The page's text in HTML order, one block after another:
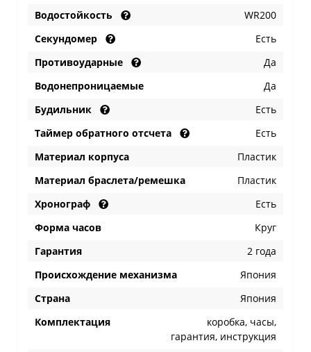
Водостойкость
WR200
Секундомер
Есть
Противоударные
Да
Водонепроницаемые
Да
Будильник
Есть
Таймер обратного отсчета
Есть
Материал корпуса
Пластик
Материал браслета/ремешка
Пластик
Хронограф
Есть
Форма часов
Круг
Гарантия
2 года
Происхождение механизма
Япония
Страна
Япония
Комплектация
коробка, часы,
гарантия, инструкция